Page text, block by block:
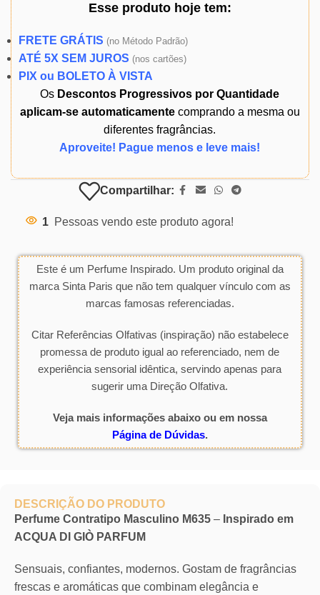
Esse produto hojetem:
FRETE GRÁTIS (no Método Padrão)
ATÉ 5X SEM JUROS (nos cartões)
PIX ou BOLETO À VISTA
Os Descontos Progressivos por Quantidade
aplicam-se automaticamentecomprando a mesma ou
diferentes fragrâncias.
Aproveite! Pague menos e leve mais!
Compartilhar:
1 Pessoas vendo este produto agora!
Este é um Perfume Inspirado. Um produto original da
marca Sinta Paris que não tem qualquer vínculo com as
marcas famosas referenciadas.
Citar Referências Olfativas (inspiração) não estabelece
promessa de produto igual ao referenciado, nem de
experiência sensorial idêntica, servindo apenas para
sugerir uma Direção Olfativa.
Veja mais informações abaixo ou em nossa
Página de Dúvidas.
DESCRIÇÃO DO PRODUTO
Perfume Contratipo Masculino M635 – Inspirado em
ACQUA DI GIÒ PARFUM
Sensuais, confiantes, modernos. Gostam de fragrâncias
frescas e aromáticas que combinam elegância e